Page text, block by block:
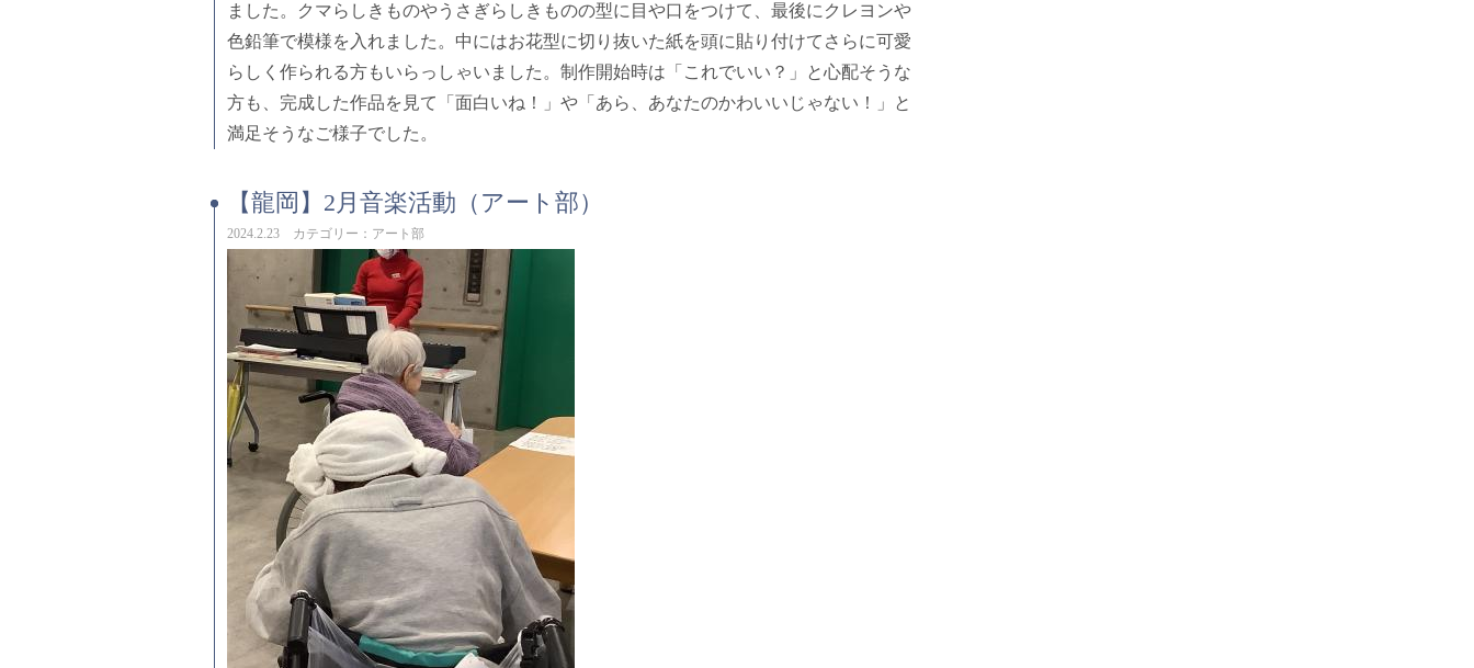
ました。クマらしきものやうさぎらしきものの型に目や口をつけて、最後にクレヨンや
色鉛筆で模様を入れました。中にはお花型に切り抜いた紙を頭に貼り付けてさらに可愛
らしく作られる方もいらっしゃいました。制作開始時は「これでいい？」と心配そうな
方も、完成した作品を見て「面白いね！」や「あら、あなたのかわいいじゃない！」と
満足そうなご様子でした。
【龍岡】2月音楽活動（アート部）
2024.2.23 カテゴリー：アート部